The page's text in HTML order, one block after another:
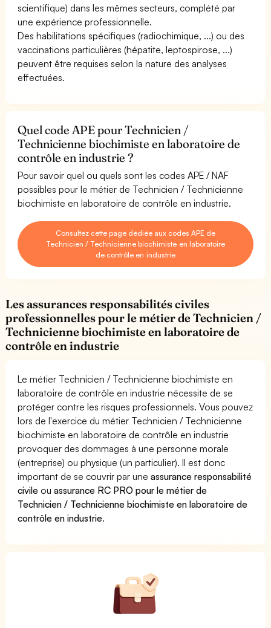
scientifique) dans les mêmes secteurs, complété par
une expérience professionnelle.
Des habilitations spécifiques (radiochimique, ...) ou des
vaccinations particulières (hépatite, leptospirose, ...)
peuvent être requises selon la nature des analyses
effectuées.
Quel code APE pour Technicien /
Technicienne biochimiste en laboratoire de
contrôle en industrie ?
Pour savoir quel ou quels sont les codes APE / NAF
possibles pour le métier de Technicien / Technicienne
biochimiste en laboratoire de contrôle en industrie.
Consultez cette page dédiée aux codes APE de
Technicien / Technicienne biochimiste en laboratoire
de contrôle en industrie
Les assurances responsabilités civiles
professionnelles pour le métier de Technicien /
Technicienne biochimiste en laboratoire de
contrôle en industrie
Le métier Technicien / Technicienne biochimiste en
laboratoire de contrôle en industrie nécessite de se
protéger contre les risques professionnels. Vous pouvez
lors de l'exercice du métier Technicien / Technicienne
biochimiste en laboratoire de contrôle en industrie
provoquer des dommages à une personne morale
(entreprise) ou physique (un particulier). Il est donc
important de se couvrir par uneassurance responsabilité
civile ouassurance RC PRO pour le métier de
Technicien / Technicienne biochimiste en laboratoire de
contrôle en industrie.